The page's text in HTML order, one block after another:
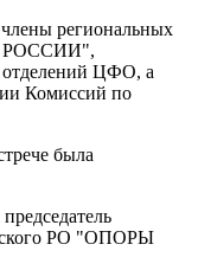
региональных
РОССИИ",
отделений ЦФО, а
Комиссий по
была
РО "ОПОРЫ